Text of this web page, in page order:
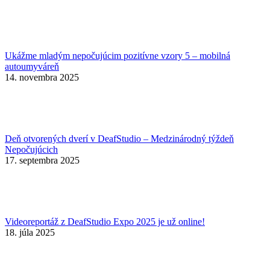
Ukážme mladým nepočujúcim pozitívne vzory 5 – mobilná
autoumyváreň
14. novembra 2025
Deň otvorených dverí v DeafStudio – Medzinárodný týždeň
Nepočujúcich
17. septembra 2025
Videoreportáž z DeafStudio Expo 2025 je už online!
18. júla 2025